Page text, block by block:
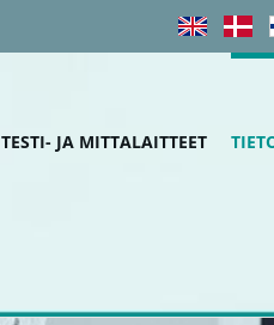
TESTI- JA MITTALAITTEET